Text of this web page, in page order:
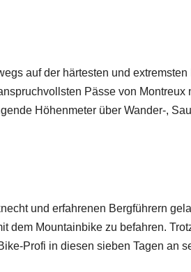
auf der härtesten und
Pässe von
Höhenmeter über Wander-,
und erfahrenen Bergführern
dem Mountainbike zu befahren.
Profi in diesen sieben Tagen an